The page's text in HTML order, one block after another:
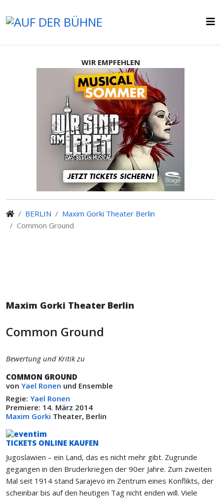
WIR EMPFEHLEN
BERLIN
Maxim Gorki Theater Berlin
Common Ground
Maxim Gorki Theater Berlin
Common Ground
Bewertung und Kritik zu
COMMON GROUND
von Yael Ronen und Ensemble
Regie: Yael Ronen
Premiere: 14. März 2014
Maxim Gorki Theater, Berlin
TICKETS ONLINE KAUFEN
Jugoslawien – ein Land, das es nicht mehr gibt. Zugrunde
gegangen in den Bruderkriegen der 90er Jahre. Zum zweiten
Mal seit 1914 stand Sarajevo im Zentrum eines Konflikts, der
scheinbar bis auf den heutigen Tag nicht enden will. Viele